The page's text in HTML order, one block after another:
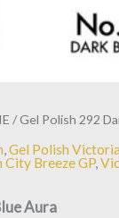
/ Gel Polish 292
Gel Polish
Breeze GP,
Aura